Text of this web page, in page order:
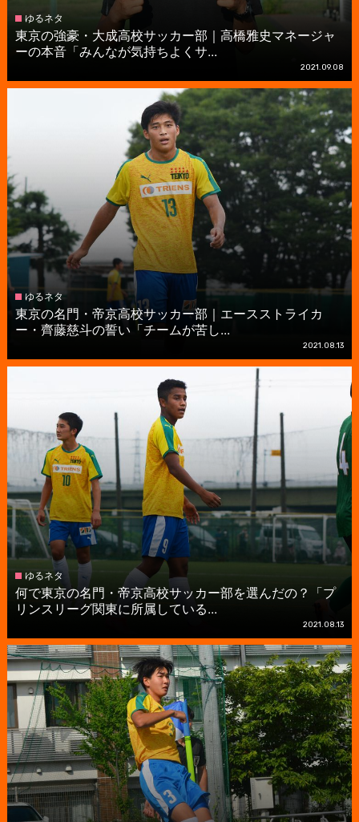
ゆるネタ
東京の強豪・大成高校サッカー部｜高橋雅史マネージャ
ーの本音「みんなが気持ちよくサ...
2021.09.08
ゆるネタ
東京の名門・帝京高校サッカー部｜エースストライカ
ー・齊藤慈斗の誓い「チームが苦し...
2021.08.13
ゆるネタ
何で東京の名門・帝京高校サッカー部を選んだの？「プ
リンスリーグ関東に所属している...
2021.08.13